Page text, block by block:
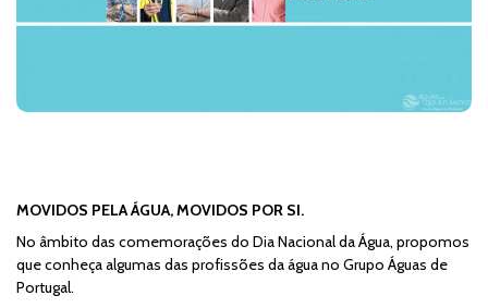
MOVIDOS PELA ÁGUA, MOVIDOS POR SI.
No âmbito das comemorações do Dia Nacional da Água, propomos
que conheça algumas das profissões da água no Grupo Águas de
Portugal.